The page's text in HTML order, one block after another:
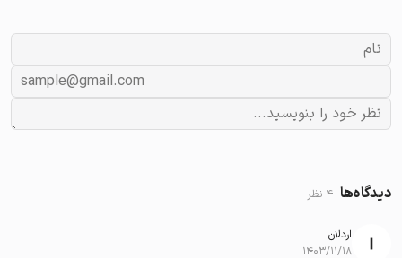
دیدگاه‌ها 4 نظر
اردلان
۱۴۰۳/۱۱/۱۸